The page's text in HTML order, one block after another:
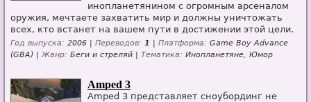
инопланетянином с огромным арсеналом
оружия, мечтаете захватить мир и должны уничтожать
всех, кто встанет на вашем пути в достижении этой цели.
Год выпуска: 2006 | Переводов: 1 | Платформа: Game Boy Advance
(GBA) |Жанр: Беги и стреляй | Тематика: Инопланетяне, Юмор
Amped 3
Amped 3 представляет сноубординг не